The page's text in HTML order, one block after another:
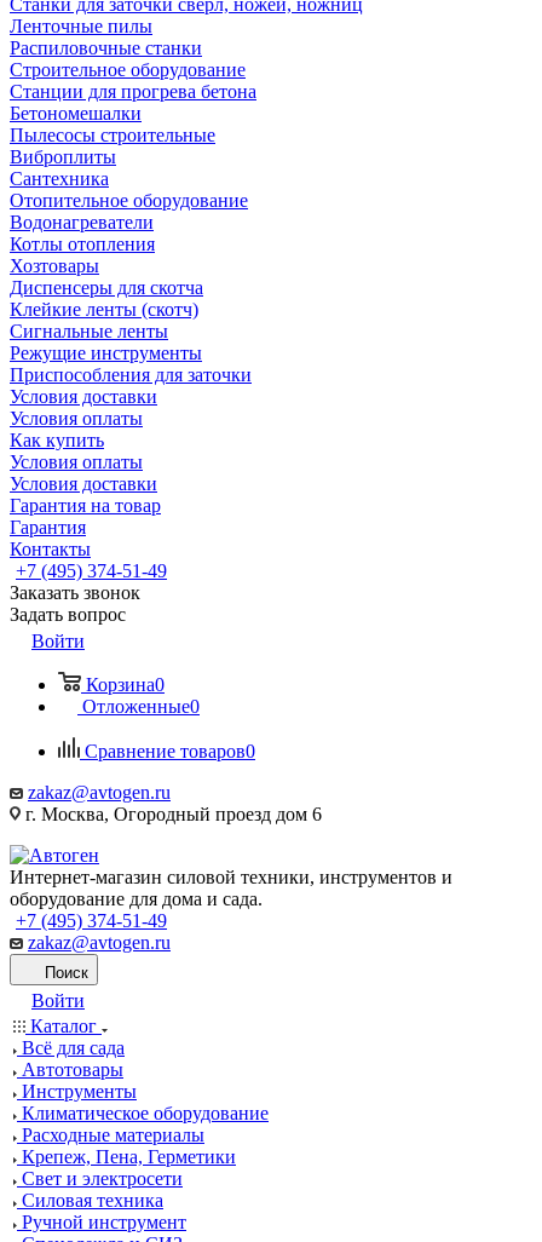
Станки для заточки сверл, ножей, ножниц
Ленточные пилы
Распиловочные станки
Строительное оборудование
Станции для прогрева бетона
Бетономешалки
Пылесосы строительные
Виброплиты
Сантехника
Отопительное оборудование
Водонагреватели
Котлы отопления
Хозтовары
Диспенсеры для скотча
Клейкие ленты (скотч)
Сигнальные ленты
Режущие инструменты
Приспособления для заточки
Условия доставки
Условия оплаты
Как купить
Условия оплаты
Условия доставки
Гарантия на товар
Гарантия
Контакты
+7 (495) 374-51-49
Заказать звонок
Задать вопрос
Войти
Корзина0
Отложенные0
Сравнение товаров0
zakaz@avtogen.ru
г. Москва, Огородный проезд дом 6
Интернет-магазин силовой техники, инструментов и
оборудование для дома и сада.
+7 (495) 374-51-49
zakaz@avtogen.ru
Поиск
Войти
Каталог
Всё для сада
Автотовары
Инструменты
Климатическое оборудование
Расходные материалы
Крепеж, Пена, Герметики
Свет и электросети
Силовая техника
Ручной инструмент